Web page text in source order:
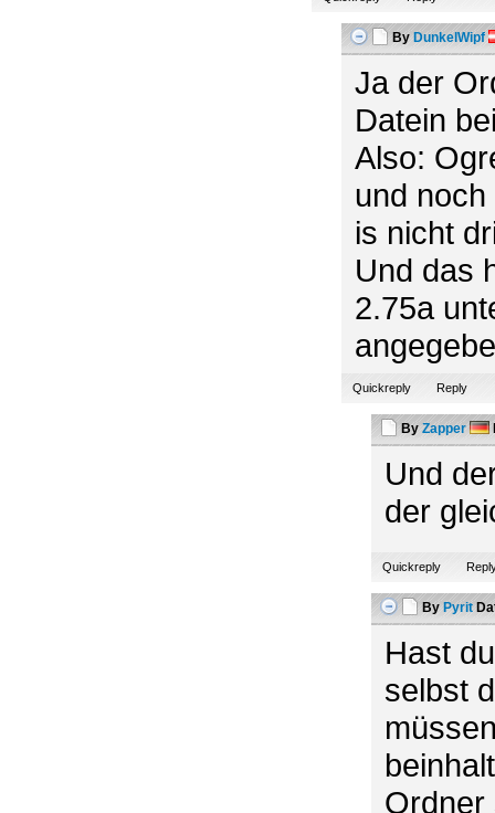
By DunkelWipf
Ja der
Datein
Also:
und
is nicht
Und das
2.75a
Quickreply Reply
By Zapper
Und
der
Quickreply
By Pyrit
Hast
selbst
Ordner